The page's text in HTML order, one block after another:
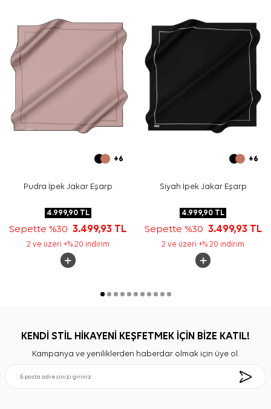
+6
Pudra İpek Jakar Eşarp
4.999,90TL
Sepette %303.499,93 TL
2 ve üzeri +% 20 indirim
+6
Siyah İpek Jakar Eşarp
4.999,90 TL
Sepette %30 3.499,93 TL
2 ve üzeri +% 20 indirim
KENDİ STİL HİKAYENİ KEŞFETMEK İÇİN BİZE KATIL!
Kampanya ve yeniliklerden haberdar olmak için üye ol.